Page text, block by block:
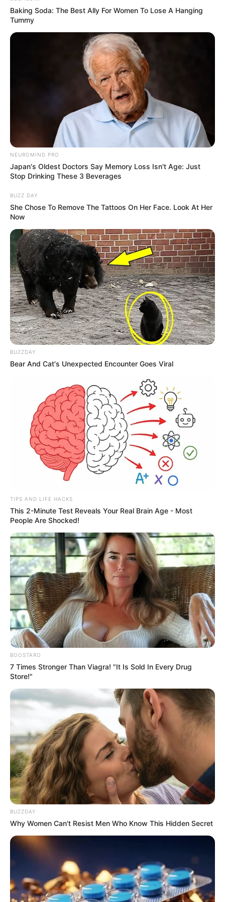
23 lutego
Człowiek, który wszystkich zaskoczył
23 lutego
23 lutego
Ostatni Serb w Chorwacji
Współczesna rodzina XI, odcinek 3
Kinowe premiery –„Zew krwi” z Harrisonem
Fordem i „Bad Boy” od Vegi
Jedną z dwóch głośnych premier w kinach będzie w przyszły
piątek produkcja„Zew krwi”zHarrisonem Fordemw roli
głównej. Film będący adaptacją popularnej powieści„Call of
the Wild” z1903 roku autorstwaJacka Londonaopowie
historię psa o imieniuBuck,mieszańca bernardyna i
owczarka szkockiego, którego życie zostaje wywrócone do
góry nogami, kiedy musi opuścić swój dom irozpocząć życie
na Alasce.Buckbędzie musiał przyzwyczaić się do życia z
innymi zwierzętami podczasgorączki złota z lat 90. XIX
wieku. Obok Forda w obsadzie pojawili się:Dan Stevens,
Cara Gee, Karen Gillan, Dan Stevens, Omar Sy i Bradley
Produkcja będzie debiutowała w amerykańskich kinach
równo z premierą w Polsce, dlatego nie znamy jeszcze
recenzji krytyków. Embargo na recenzje powinno zostać
zniesione przez 20th Century Studios w okolicach środy,
wtedy dowiemy się, jak nową wersję kultowej historii oceniają
krytycy zza oceanu.
Część polskiej widowni zainteresuje się w najbliższy piątek
Patryka Vegi pod tytułem „Bad Boy
stronie. W filmie główne role zagrali:
Maciej Stuhr, Antoni Królikowski, Katarzyna Zawadzka
dwaj piłkarze reprezentacji Polski w piłce nożnej,
PeszkoorazKamil Grosicki.
„Zew krwi”(od 21 lutego)
Zrealizowany na podstawie klasycznej powieści
Jacka Londona „Zew krwi” opowiada porywającą
historię Bucka, psa o wielkim sercu, którego świat
staje na głowie, gdy wprost z sielskiego domu w
Kalifornii trafia na śnieżne pustynie Alaski
podczas gorączki złota lat 90. XIX wieku. Jako
później jej przywódca – Buck przeżywa przygodę
miejsce w świecie i staje się panem swego losu.
„Bad Boy”(od 21 lutego)
Baking Soda: The Best Ally For Women To Lose A Hanging
Tummy
NEUROMIND PRO
Japan's Oldest Doctors Say Memory Loss Isn't Age: Just
Stop Drinking These 3 Beverages
BUZZ DAY
She Chose To Remove The Tattoos On Her Face. Look At Her
Now
BUZZDAY
Bear And Cat's Unexpected Encounter Goes Viral
TIPS AND LIFE HACKS
This 2-Minute Test Reveals Your Real Brain Age - Most
People Are Shocked!
BOOSTARO
7 Times Stronger Than Viagra! "It Is Sold In Every Drug
Store!"
BUZZDAY
Why Women Can't Resist Men Who Know This Hidden Secret